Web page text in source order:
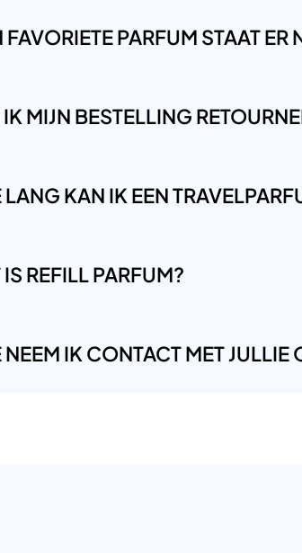
FAVORIETE PARFUM STAAT ER
MIJN BESTELLING
LANG KAN IK EEN
REFILL PARFUM?
NEEM IK CONTACT MET JULLIE